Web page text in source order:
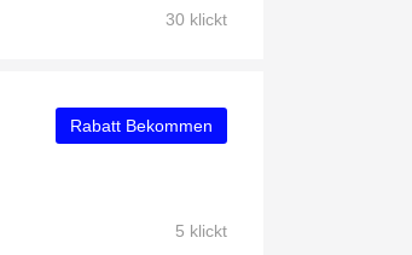
30 klickt
Rabatt Bekommen
5 klickt